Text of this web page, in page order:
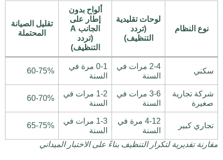
نوع النظام
لوحات تقليدية
(تردد
التنظيف)
ألواح بدون
إطار على
الجانب A
(تردد
التنظيف)
تقليل الصيانة
المحتملة
سكني
2-4 مرات في
السنة
0-1 مرة في
السنة
60-75%
شركة تجارية
صغيرة
3-6 مرات في
السنة
1-2 مرات في
السنة
60-70%
تجاري كبير
4-12 مرة في
السنة
1-3 مرات في
السنة
65-75%
مقارنة تقديرية لتكرار التنظيف بناءً على الاختبار الميداني